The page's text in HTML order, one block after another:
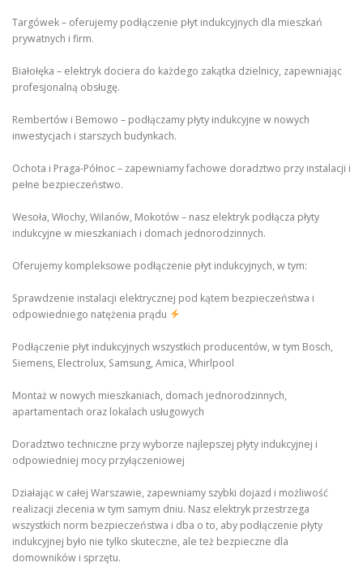
Targówek – oferujemy podłączenie płyt indukcyjnych dla mieszkań
prywatnych i firm.
Białołęka – elektryk dociera do każdego zakątka dzielnicy, zapewniając
profesjonalną obsługę.
Rembertów i Bemowo – podłączamy płyty indukcyjne w nowych
inwestycjach i starszych budynkach.
Ochota i Praga-Północ – zapewniamy fachowe doradztwo przy instalacji i
pełne bezpieczeństwo.
Wesoła, Włochy, Wilanów, Mokotów – nasz elektryk podłącza płyty
indukcyjne w mieszkaniach i domach jednorodzinnych.
Oferujemy kompleksowe podłączenie płyt indukcyjnych, w tym:
Sprawdzenie instalacji elektrycznej pod kątem bezpieczeństwa i
odpowiedniego natężenia prądu
Podłączenie płyt indukcyjnych wszystkich producentów, w tym Bosch,
Siemens, Electrolux, Samsung, Amica, Whirlpool
Montaż w nowych mieszkaniach, domach jednorodzinnych,
apartamentach oraz lokalach usługowych
Doradztwo techniczne przy wyborze najlepszej płyty indukcyjnej i
odpowiedniej mocy przyłączeniowej
Działając w całej Warszawie, zapewniamy szybki dojazd i możliwość
realizacji zlecenia w tym samym dniu. Nasz elektryk przestrzega
wszystkich norm bezpieczeństwa i dba o to, aby podłączenie płyty
indukcyjnej było nie tylko skuteczne, ale też bezpieczne dla
domowników i sprzętu.